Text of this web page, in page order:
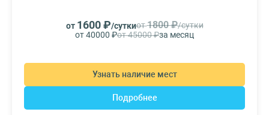
от 1600 ₽/суткиот1800 ₽/сутки
от 40000 ₽от 45000 ₽за месяц
Узнать наличие мест
Подробнее